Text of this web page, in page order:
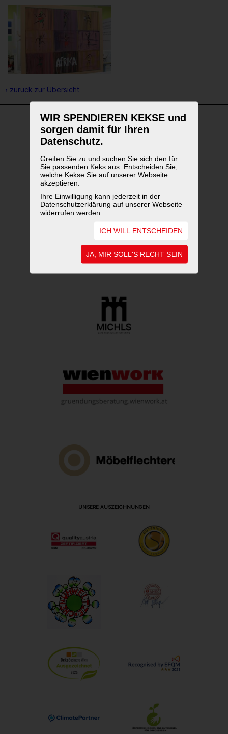
WIR SPENDIEREN KEKSE und
sorgen damit für Ihren
Datenschutz.
Greifen Sie zu und suchen Sie sich den für
Sie passenden Keks aus. Entscheiden Sie,
welche Kekse Sie auf unserer Webseite
akzeptieren.
Ihre Einwilligung kann jederzeit in der
Datenschutzerklärung auf unserer Webseite
widerrufen werden.
ICH WILL ENTSCHEIDEN
JA, MIR SOLL'S RECHT SEIN
‹ zurück zur Übersicht
WEITERFÜHRENDE LINKS
UNSERE AUSZEICHNUNGEN